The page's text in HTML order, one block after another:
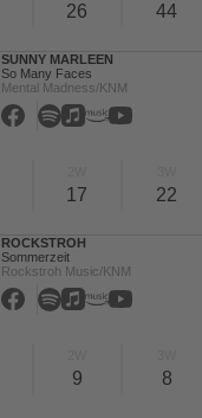
26 44
SUNNY MARLEEN
So Many Faces
Mental Madness/KNM
17 22
ROCKSTROH
Sommerzeit
Rockstroh Music/KNM
9 8